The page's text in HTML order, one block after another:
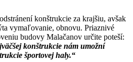
konštrukcie za krajšiu, avšak
vymaľovanie, obnovu. Priaznivé
budovy Malačanov určite poteší:
konštrukcie nám umožní
športovej haly.“